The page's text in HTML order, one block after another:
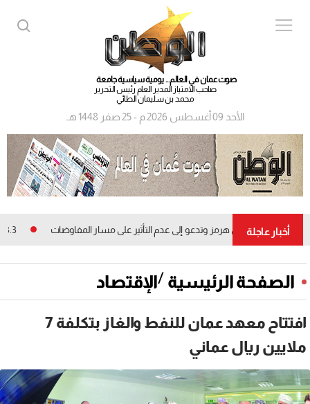
صوت عمان في العالم... يومية سياسية جامعة
صاحب الامتياز المدير العام رئيس التحرير
محمد بن سليمان الطائي
الأحد 09 أغسطس 2026 م - 25 صفر 1448 هـ
أخبار عاجلة
في مضيق هرمز وتدعو إلى عدم التأثير على مسار المفاوضات 13.3 مليون ريال عماني.. الأرباح الصافية لشركات التمويل المدرجة ببورصة مسقط
الصفحة الرئيسية /الإقتصاد
افتتاح معهد عمان للنفط والغاز بتكلفة 7
ملايين ريال عماني